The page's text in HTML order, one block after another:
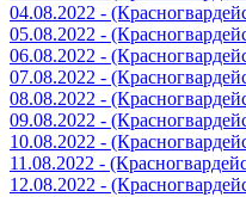
04.08.2022 -
05.08.2022 -
06.08.2022 -
07.08.2022 -
08.08.2022 -
09.08.2022 -
10.08.2022 -
11.08.2022 -
12.08.2022 -